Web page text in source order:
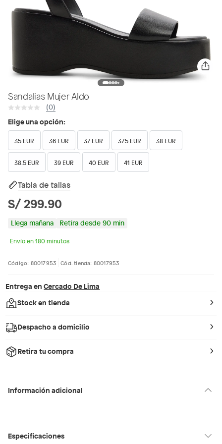
Sandalias Mujer Aldo
(0)
Elige una opción:
35 EUR 36 EUR 37 EUR 37.5 EUR 38 EUR
38.5 EUR 39 EUR 40 EUR 41 EUR
Tabla de tallas
S/ 299.90
Llega mañana Retira desde 90 min
Envío en 180 minutos
Código: 80017953 Cód. tienda: 80017953
Entrega en Cercado De Lima
Stock en tienda
Despacho a domicilio
Retira tu compra
Información adicional
Especificaciones